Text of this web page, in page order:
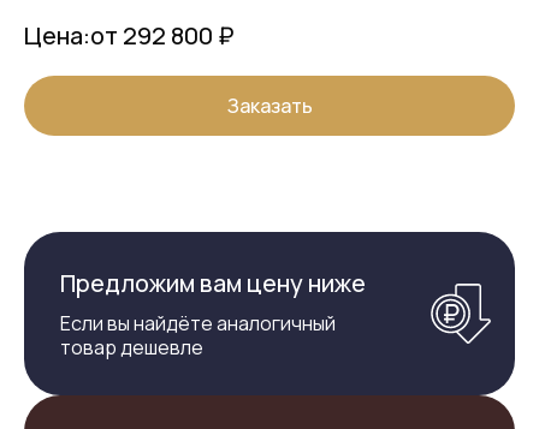
Цена:от 292 800 ₽
Заказать
Предложим вам цену ниже
Если вы найдёте аналогичный
товар дешевле